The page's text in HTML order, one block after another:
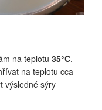
na teplotu 35°C.
na teplotu cca
výsledné sýry